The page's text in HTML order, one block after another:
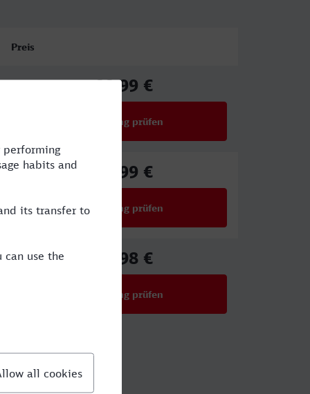
Preis
88,99 €
Verbindung prüfen
88,99 €
Verbindung prüfen
69,98 €
Verbindung prüfen